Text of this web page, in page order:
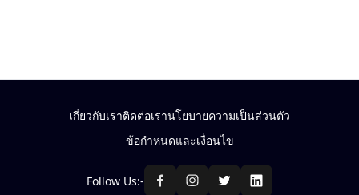
เกี่ยวกับเราติดต่อเรานโยบายความเป็นส่วนตัว
ข้อกำหนดและเงื่อนไข
Follow Us:-